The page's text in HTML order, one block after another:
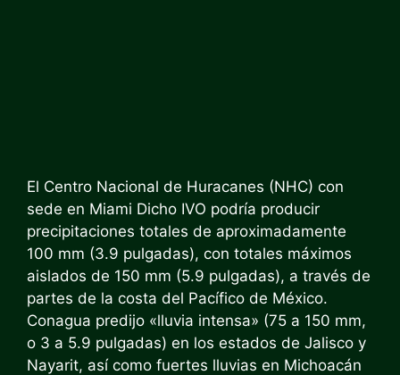
El Centro Nacional de Huracanes (NHC) con
sede en Miami Dicho IVO podría producir
precipitaciones totales de aproximadamente
100 mm (3.9 pulgadas), con totales máximos
aislados de 150 mm (5.9 pulgadas), a través de
partes de la costa del Pacífico de México.
Conagua predijo «lluvia intensa» (75 a 150 mm,
o 3 a 5.9 pulgadas) en los estados de Jalisco y
Nayarit, así como fuertes lluvias en Michoacán